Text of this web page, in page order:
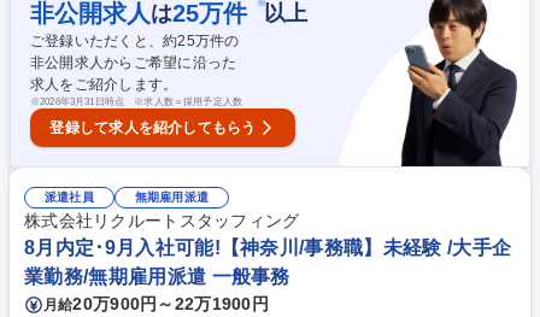
度機械調整技術 募集職種 TASMIT【新横浜/組立(半導体検査装置)】◆東レ
Gで安定/福利厚生◎【WEB面接可】
非公開求人 は25万件 ※以上
ご登録いただくと、約25万件の
非公開求人からご希望に沿った
求人をご紹介します。
※2026年3月31日時点 ※求人数＝採用予定人数
登録して求人を紹介してもらう
派遣社員 無期雇用派遣
株式会社リクルートスタッフィング
8月内定･9月入社可能!【神奈川/事務職】未経験 /大手企
業勤務/無期雇用派遣 一般事務
月給20万900円～22万1900円